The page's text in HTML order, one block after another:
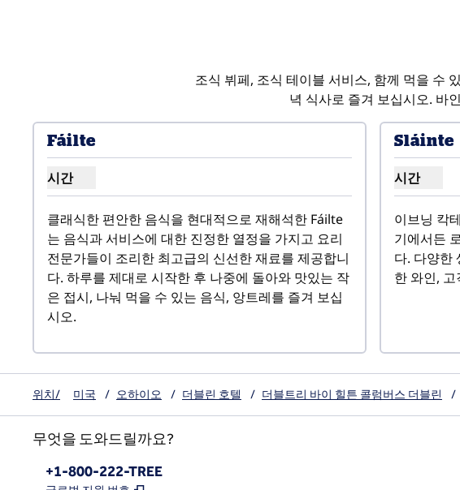
조식 뷔페, 조식 테이블 서비스, 함께 먹을 수
녁 식사로 즐겨 보십시오. 바
Fáilte
시간
Fáilte 시간 표시
클래식한 편안한 음식을 현대적으로 재해석한 Fáilte
는 음식과 서비스에 대한 진정한 열정을 가지고 요리
전문가들이 조리한 최고급의 신선한 재료를 제공합니
다. 하루를 제대로 시작한 후 나중에 돌아와 맛있는 작
은 접시, 나눠 먹을 수 있는 음식, 앙트레를 즐겨 보십
시오.
Sláinte
시간
Sláinte 시간
이브닝 칵
기에서든
다. 다양한
한 와인,
위치/ 미국 / 오하이오 / 더블린 호텔 / 더블트리 바이 힐튼 콜럼버스 더블린 /
무엇을 도와드릴까요?
전화:
+1-800-222-TREE